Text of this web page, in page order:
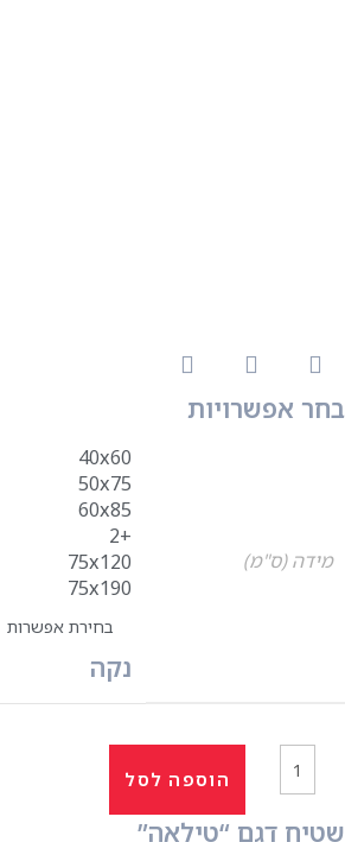
בחר אפשרויות
מידה (ס"מ)
40x60
50x75
60x85
+2
75x120
75x190
נקה
הוספה לסל
שטיח דגם “טילאה”